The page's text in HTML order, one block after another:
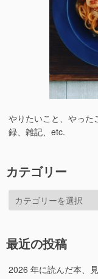
やりたいこと、やった
録、雑記、etc.
カテゴリー
テ
ー
最近の投稿
2026 年に読んだ本、